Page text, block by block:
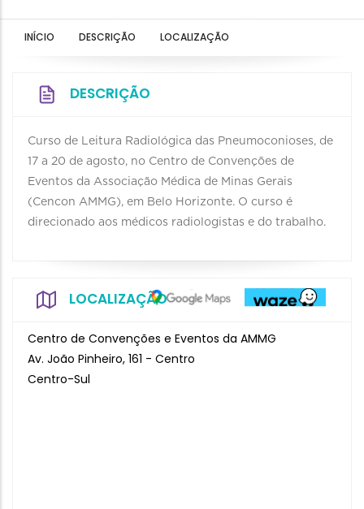
INÍCIO DESCRIÇÃO LOCALIZAÇÃO
DESCRIÇÃO
Curso de Leitura Radiológica das Pneumoconioses, de
17 a 20 de agosto, no Centro de Convenções de
Eventos da Associação Médica de Minas Gerais
(Cencon AMMG), em Belo Horizonte. O curso é
direcionado aos médicos radiologistas e do trabalho.
LOCALIZAÇÃO
Centro de Convenções e Eventos da AMMG
Av. João Pinheiro, 161 - Centro
Centro-Sul